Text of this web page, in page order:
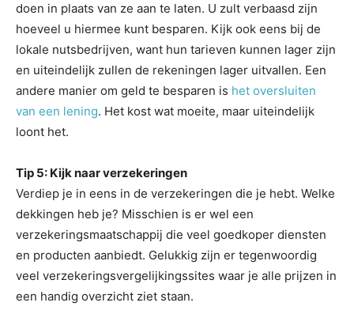
doen in plaats van ze aan te laten. U zult verbaasd zijn
hoeveel u hiermee kunt besparen. Kijk ook eens bij de
lokale nutsbedrijven, want hun tarieven kunnen lager zijn
en uiteindelijk zullen de rekeningen lager uitvallen. Een
andere manier om geld te besparen is het oversluiten
van een lening. Het kost wat moeite, maar uiteindelijk
loont het.
Tip 5: Kijk naar verzekeringen
Verdiep je in eens in de verzekeringen die je hebt. Welke
dekkingen heb je? Misschien is er wel een
verzekeringsmaatschappij die veel goedkoper diensten
en producten aanbiedt. Gelukkig zijn er tegenwoordig
veel verzekeringsvergelijkingssites waar je alle prijzen in
een handig overzicht ziet staan.